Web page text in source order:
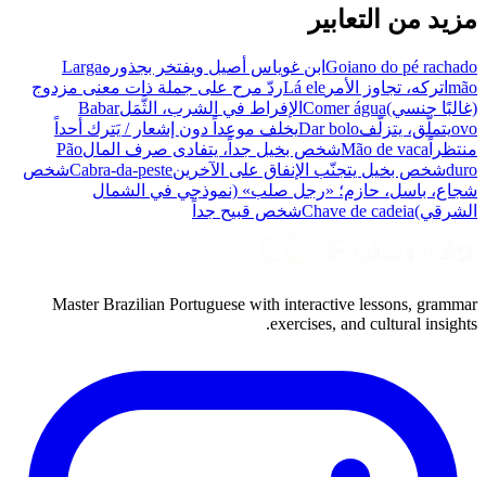
مزيد من التعابير
Goiano do pé rachado ابن غوياس أصيل ويفتخر بجذورهLarga
mão اتركه، تجاوز الأمر Lá eleردّ مرح على جملة ذات معنى مزدوج
(غالبًا جنسي)Comer água الإفراط في الشرب، الثَّمَلBabar
ovoيتملّق، يتزلّفDar boloيخلف موعداً دون إشعار / يَترك أحداً
منتظراً Mão de vacaشخص بخيل جداً، يتفادى صرف المالPão
duroشخص بخيل يتجنّب الإنفاق على الآخرينCabra-da-pesteشخص
شجاع، باسل، حازم؛ «رجل صلب» (نموذجي في الشمال
الشرقي)Chave de cadeiaشخص قبيح جداً
Master Brazilian Portuguese with interactive lessons, grammar
exercises, and cultural insights.